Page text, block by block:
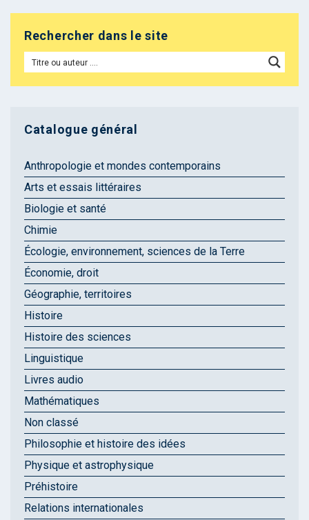
Rechercher dans le site
Catalogue général
Anthropologie et mondes contemporains
Arts et essais littéraires
Biologie et santé
Chimie
Écologie, environnement, sciences de la Terre
Économie, droit
Géographie, territoires
Histoire
Histoire des sciences
Linguistique
Livres audio
Mathématiques
Non classé
Philosophie et histoire des idées
Physique et astrophysique
Préhistoire
Relations internationales